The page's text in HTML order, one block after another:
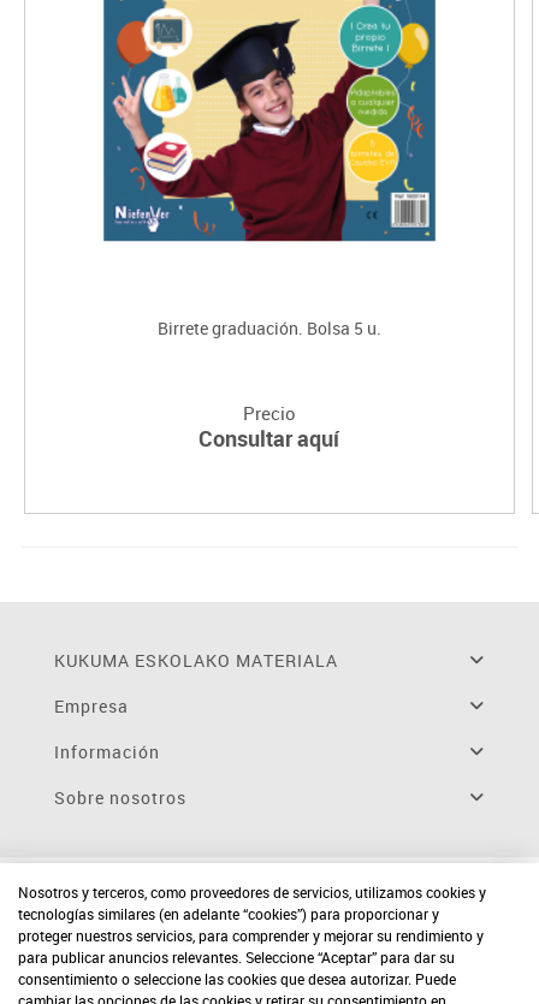
Birrete graduación. Bolsa 5 u.
Precio
Consultar aquí
KUKUMA ESKOLAKO MATERIALA
Empresa
Información
Sobre nosotros
Nosotros y terceros, como proveedores de servicios, utilizamos cookies y
tecnologías similares (en adelante “cookies”) para proporcionar y
proteger nuestros servicios, para comprender y mejorar su rendimiento y
para publicar anuncios relevantes. Seleccione “Aceptar” para dar su
consentimiento o seleccione las cookies que desea autorizar. Puede